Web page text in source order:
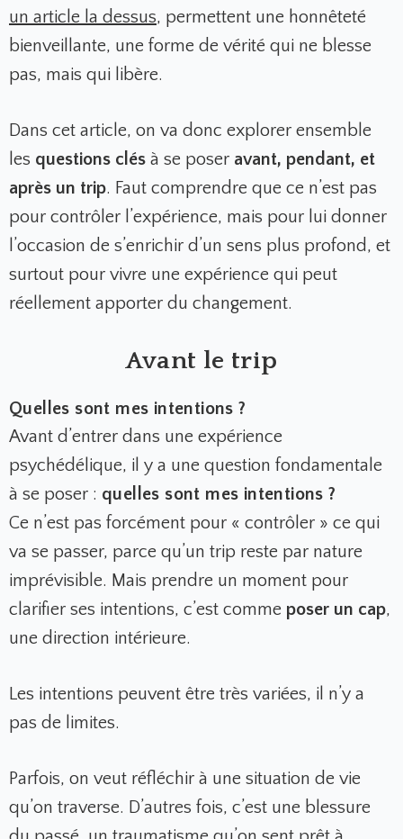
un article la dessus, permettent une honnêteté
bienveillante, une forme de vérité qui ne blesse
pas, mais qui libère.
Dans cet article, on va donc explorer ensemble
les questions clés à se poser avant, pendant, et
après un trip. Faut comprendre que ce n’est pas
pour contrôler l’expérience, mais pour lui donner
l’occasion de s’enrichir d’un sens plus profond, et
surtout pour vivre une expérience qui peut
réellement apporter du changement.
Avant le trip
Quelles sont mes intentions ?
Avant d’entrer dans une expérience
psychédélique, il y a une question fondamentale
à se poser : quelles sont mes intentions ?
Ce n’est pas forcément pour « contrôler » ce qui
va se passer, parce qu’un trip reste par nature
imprévisible. Mais prendre un moment pour
clarifier ses intentions, c’est comme poser un cap,
une direction intérieure.
Les intentions peuvent être très variées, il n’y a
pas de limites.
Parfois, on veut réfléchir à une situation de vie
qu’on traverse. D’autres fois, c’est une blessure